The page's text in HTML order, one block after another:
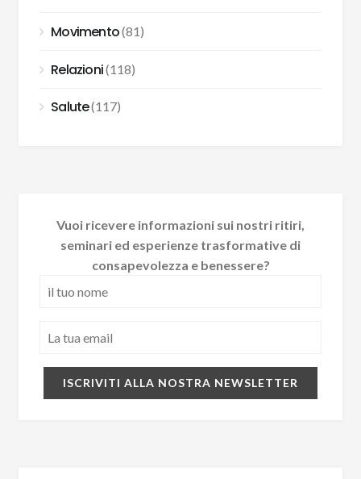
Movimento(81)
Relazioni(118)
Salute(117)
Vuoi ricevere informazioni sui nostri ritiri,
seminari ed esperienze trasformative di
consapevolezza e benessere?